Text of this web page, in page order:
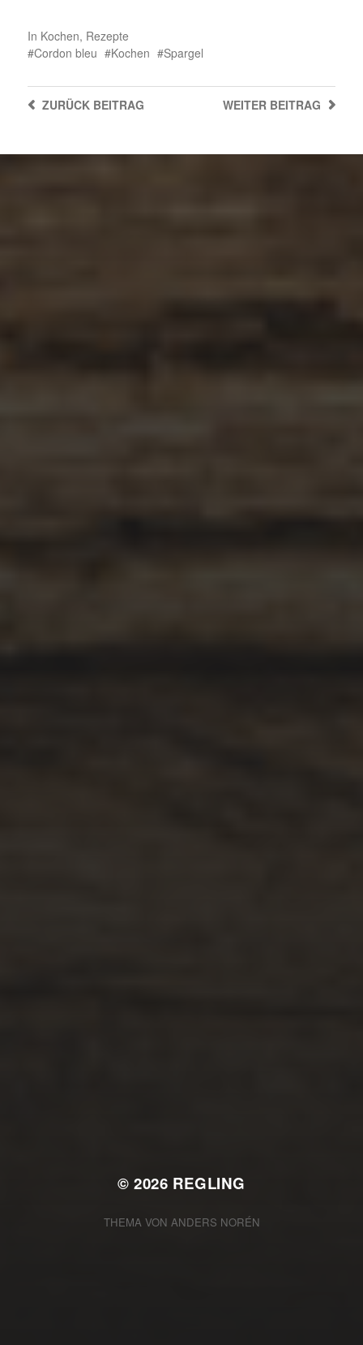
In Kochen, Rezepte
Cordon bleu
Kochen Spargel
WEITER BEITRAG
ZURÜCKBEITRAG
© 2026 REGLING
THEMA VON ANDERS NORÉN